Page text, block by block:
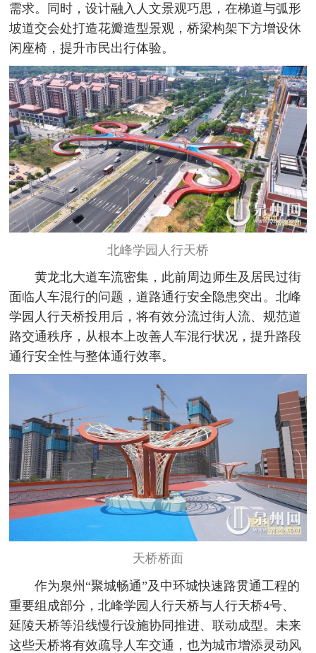
需求。同时，设计融入人文景观巧思，在梯道与弧形
坡道交会处打造花瓣造型景观，桥梁构架下方增设休
闲座椅，提升市民出行体验。
北峰学园人行天桥
黄龙北大道车流密集，此前周边师生及居民过街
面临人车混行的问题，道路通行安全隐患突出。北峰
学园人行天桥投用后，将有效分流过街人流、规范道
路交通秩序，从根本上改善人车混行状况，提升路段
通行安全性与整体通行效率。
天桥桥面
作为泉州“聚城畅通”及中环城快速路贯通工程的
重要组成部分，北峰学园人行天桥与人行天桥4号、
延陵天桥等沿线慢行设施协同推进、联动成型。未来
这些天桥将有效疏导人车交通，也为城市增添灵动风